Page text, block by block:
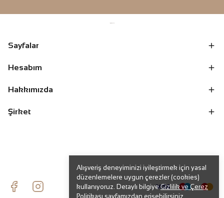
Alışveriş deneyiminizi iyileştirmek için yasal
düzenlemelere uygun çerezler (cookies)
kullanıyoruz. Detaylı bilgiyeGizlilik ve Çerez
Politikası sayfamızdan erişebilirsiniz.
Sayfalar
Hesabım
Hakkımızda
Şirket